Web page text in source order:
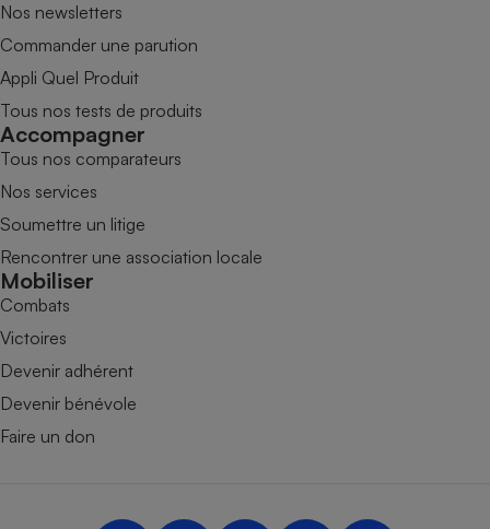
Nos newsletters
Commander une parution
Appli Quel Produit
Tous nos tests de produits
Accompagner
Tous nos comparateurs
Nos services
Soumettre un litige
Rencontrer une association locale
Mobiliser
Combats
Victoires
Devenir adhérent
Devenir bénévole
Faire un don